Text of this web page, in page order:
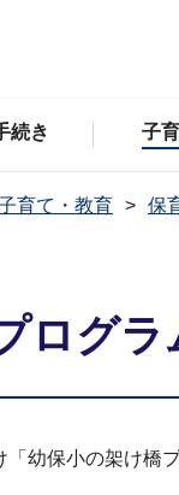
続き 子
育て・教育 保
ログラ
幼保小の架け橋